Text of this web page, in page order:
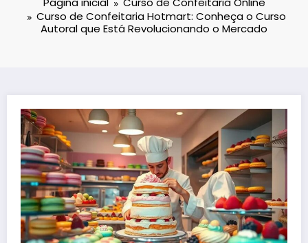
Curso de Confeitaria Hotmart: Conheça o Curso
Autoral que Está Revolucionando o Mercado